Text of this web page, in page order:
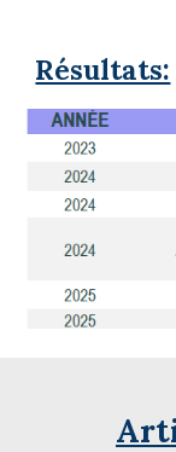
Résultats: